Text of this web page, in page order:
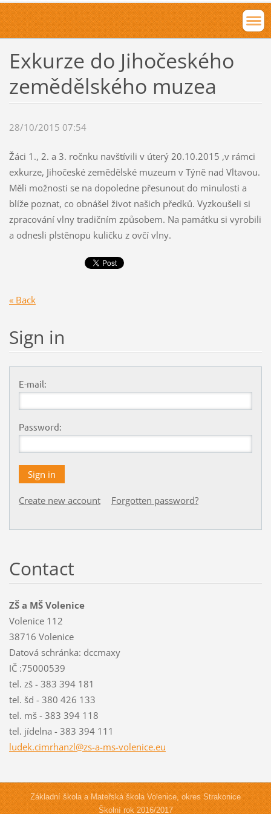
Exkurze do Jihočeského
zemědělského muzea
28/10/2015 07:54
Žáci 1., 2. a 3. ročnku navštívili v úterý 20.10.2015 ,v rámci
exkurze, Jihočeské zemědělské muzeum v Týně nad Vltavou.
Měli možnosti se na dopoledne přesunout do minulosti a
blíže poznat, co obnášel život našich předků. Vyzkoušeli si
zpracování vlny tradičním způsobem. Na památku si vyrobili
a odnesli plstěnopu kuličku z ovčí vlny.
« Back
Sign in
E-mail:
Password:
Create new account Forgotten password?
Contact
ZŠ a MŠ Volenice
Volenice 112
38716 Volenice
Datová schránka: dccmaxy
IČ :75000539
tel. zš - 383 394 181
tel. šd - 380 426 133
tel. mš - 383 394 118
tel. jídelna - 383 394 111
ludek.cimrhanzl@zs-a-ms-volenice.eu
Základní škola a Mateřská škola Volenice, okres Strakonice
Školní rok 2016/2017